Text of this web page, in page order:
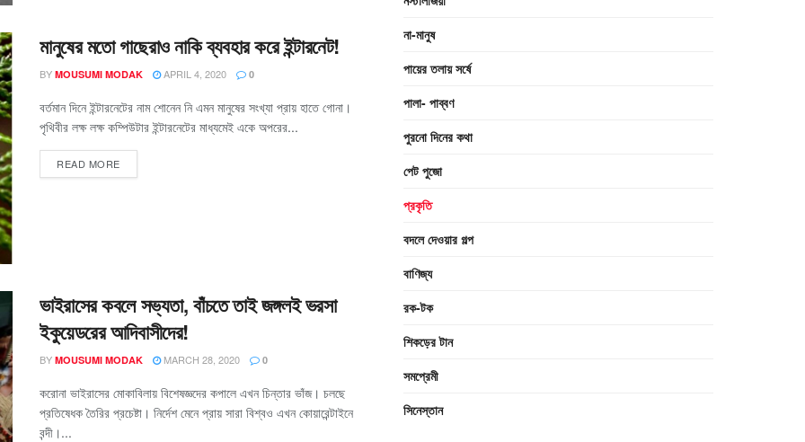
মানুষের মতো গাছেরাও নাকি ব্যবহার করে ইন্টারনেট!
BY MOUSUMI MODAK APRIL 4, 2020 0
বর্তমান দিনে ইন্টারনেটের নাম শোনেন নি এমন মানুষের সংখ্যা প্রায় হাতে গোনা।
পৃথিবীর লক্ষ লক্ষ কম্পিউটার ইন্টারনেটের মাধ্যমেই একে অপরের...
READ MORE
ভাইরাসের কবলে সভ্যতা, বাঁচতে তাই জঙ্গলই ভরসা
ইকুয়েডরের আদিবাসীদের!
BY MOUSUMI MODAK MARCH 28, 2020 0
করোনা ভাইরাসের মোকাবিলায় বিশেষজ্ঞদের কপালে এখন চিন্তার ভাঁজ। চলছে
প্রতিষেধক তৈরির প্রচেষ্টা। নির্দেশ মেনে প্রায় সারা বিশ্বও এখন কোয়ারেন্টাইনে
বন্দী।...
না-মানুষ
পায়ের তলায় সর্ষে
পালা- পাব্বণ
পুরনো দিনের কথা
পেট পুজো
প্রকৃতি
বদলে দেওয়ার গল্প
বাণিজ্য
রক-টক
শিকড়ের টান
সমপ্রেমী
সিনেস্তান